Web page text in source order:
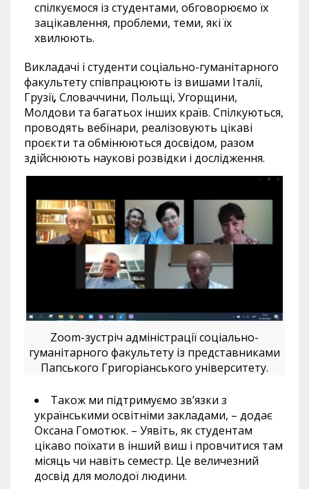
спілкуємося із студентами, обговорюємо їх
зацікавлення, проблеми, теми, які їх
хвилюють.
Викладачі і студенти соціально-гуманітарного
факультету співпрацюють із вишами Італії,
Грузії, Словаччини, Польщі, Угорщини,
Молдови та багатьох інших країв. Спілкуються,
проводять вебінари, реалізовують цікаві
проєкти та обмінюються досвідом, разом
здійснюють наукові розвідки і дослідження.
Zoom-зустріч адміністрації соціально-
гуманітарного факультету із представниками
Папського Григоріанського університету.
Також ми підтримуємо зв’язки з
українськими освітніми закладами, – додає
Оксана Гомотюк. – Уявіть, як студентам
цікаво поїхати в інший виш і провчитися там
місяць чи навіть семестр. Це величезний
досвід для молодої людини.